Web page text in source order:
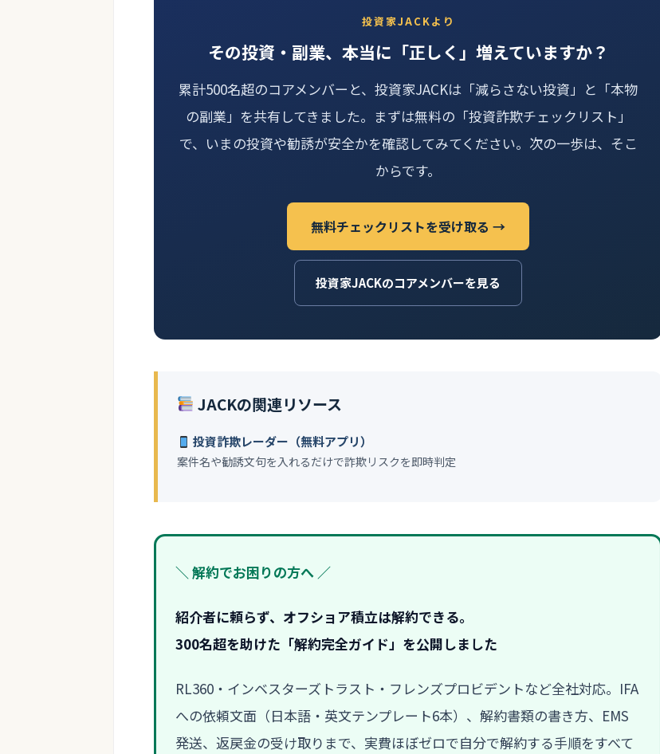
投資家JACKより
その投資・副業、本当に「正しく」増えていますか？
累計500名超のコアメンバーと、投資家JACKは「減らさない投資」と「本物
の副業」を共有してきました。まずは無料の「投資詐欺チェックリスト」
で、いまの投資や勧誘が安全かを確認してみてください。次の一歩は、そこ
からです。
無料チェックリストを受け取る →
投資家JACKのコアメンバーを見る
JACKの関連リソース
投資詐欺レーダー（無料アプリ）
案件名や勧誘文句を入れるだけで詐欺リスクを即時判定
＼ 解約でお困りの方へ ／
紹介者に頼らず、オフショア積立は解約できる。
300名超を助けた「解約完全ガイド」を公開しました
RL360・インベスターズトラスト・フレンズプロビデントなど全社対応。IFA
への依頼文面（日本語・英文テンプレート6本）、解約書類の書き方、EMS
発送、返戻金の受け取りまで、実費ほぼゼロで自分で解約する手順をすべて